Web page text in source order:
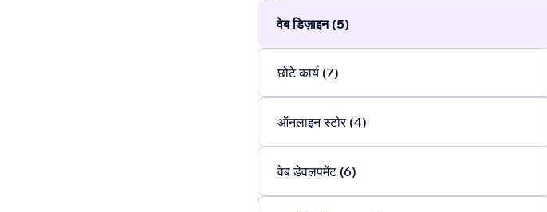
वेब डिज़ाइन (5)
छोटे कार्य (7)
ऑनलाइन स्टोर (4)
वेब डेवलपमेंट (6)